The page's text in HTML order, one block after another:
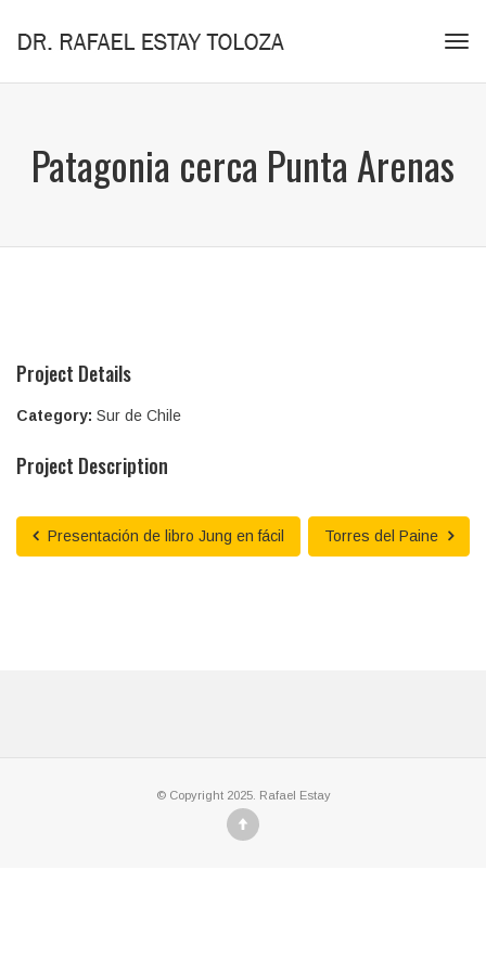
Patagonia cerca Punta Arenas
Project Details
Category: Sur de Chile
Project Description
Presentación de libro Jung en fácil Torres del Paine
© Copyright 2025. Rafael Estay